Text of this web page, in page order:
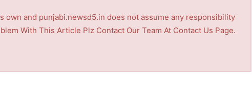
own and punjabi.newsd5.in does not assume any responsibility
With This Article Plz Contact Our Team At Contact Us Page.